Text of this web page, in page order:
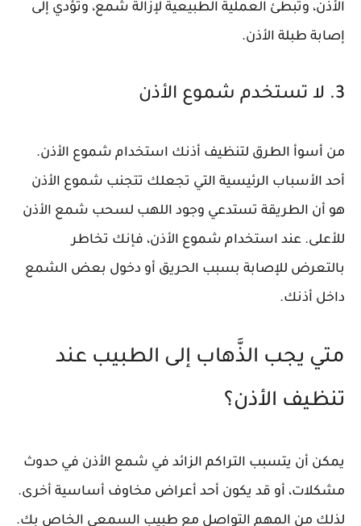
الأذن، وتبطئ العملية الطبيعية لإزالة شمع، وتؤدي إلى
إصابة طبلة الأذن.
3. لا تستخدم شموع الأذن
من أسوأ الطرق لتنظيف أذنك استخدام شموع الأذن.
أحد الأسباب الرئيسية التي تجعلك تتجنب شموع الأذن
هو أن الطريقة تستدعي وجود اللهب لسحب شمع الأذن
للأعلى. عند استخدام شموع الأذن، فإنك تخاطر
بالتعرض للإصابة بسبب الحريق أو دخول بعض الشمع
داخل أذنك.
متي يجب الذَّهاب إلى الطبيب عند
تنظيف الأذن؟
يمكن أن يتسبب التراكم الزائد في شمع الأذن في حدوث
مشكلات، أو قد يكون أحد أعراض مخاوف أساسية أخرى.
لذلك من المهم التواصل مع طبيب السمعي الخاص بك.